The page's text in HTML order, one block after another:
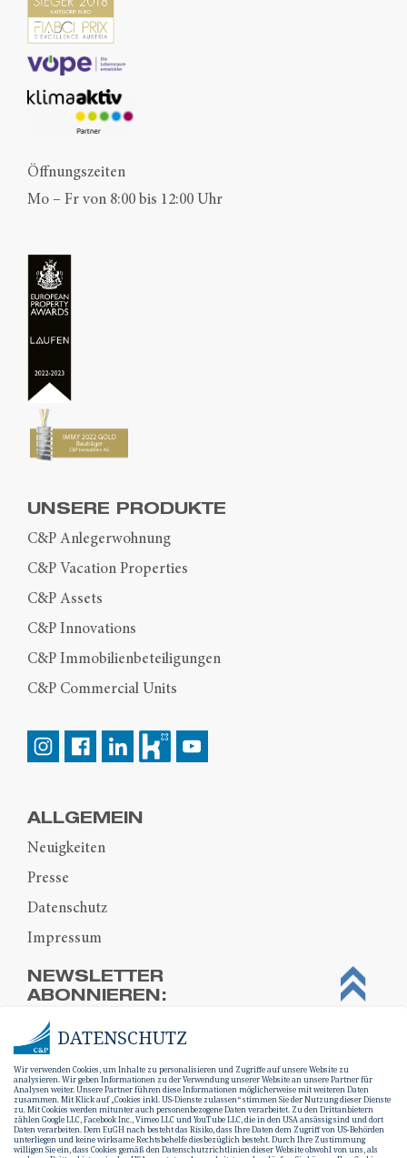
Öffnungszeiten
Mo – Fr von 8:00 bis 12:00 Uhr
UNSERE PRODUKTE
C&P Anlegerwohnung
C&P Vacation Properties
C&P Assets
C&P Innovations
C&P Immobilienbeteiligungen
C&P Commercial Units
ALLGEMEIN
Neuigkeiten
Presse
Datenschutz
Impressum
NEWSLETTER
ABONNIEREN:
DATENSCHUTZ
Wir verwenden Cookies, um Inhalte zu personalisieren und Zugriffe auf unsere Website zu
analysieren. Wir geben Informationen zu der Verwendung unserer Website an unsere Partner für
Analysen weiter. Unsere Partner führen diese Informationen möglicherweise mit weiteren Daten
zusammen. Mit Klick auf „Cookies inkl. US-Dienste zulassen“ stimmen Sie der Nutzung dieser Dienste
zu. Mit Cookies werden mitunter auch personenbezogene Daten verarbeitet. Zu den Drittanbietern
zählen Google LLC, Facebook Inc., Vimeo LLC und YouTube LLC, die in den USA ansässig sind und dort
Daten verarbeiten. Dem EuGH nach besteht das Risiko, dass Ihre Daten dem Zugriff von US-Behörden
unterliegen und keine wirksame Rechtsbehelfe diesbezüglich besteht. Durch Ihre Zustimmung
willigen Sie ein, dass Cookies gemäß den Datenschutzrichtlinien dieser Website obwohl von uns, als